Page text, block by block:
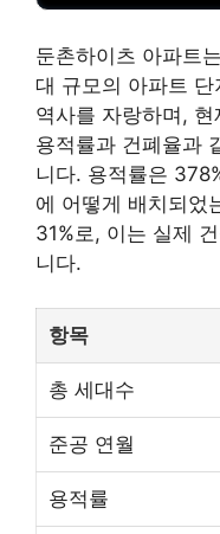
둔촌하이츠 아파트
대 규모의 아파트
역사를 자랑하며,
용적률과 건폐율과
니다. 용적률은
에 어떻게 배치되었
31%로, 이는 실제
니다.
항목
총 세대수
준공 연월
용적률